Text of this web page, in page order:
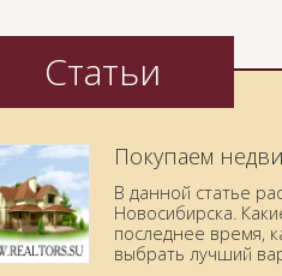
Статьи
Покупаем
В данной статье
Новосибирска.
последнее время,
выбрать лучший